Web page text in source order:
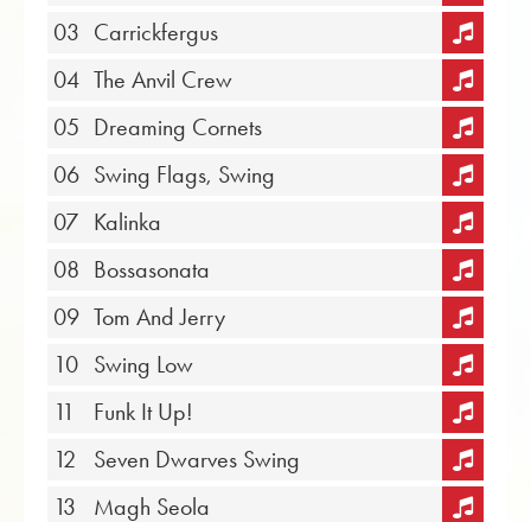
03 Carrickfergus
04 The Anvil Crew
05 Dreaming Cornets
06 Swing Flags, Swing
07 Kalinka
08 Bossasonata
09 Tom And Jerry
10 Swing Low
11
Funk It Up!
12
Seven Dwarves Swing
13
Magh Seola